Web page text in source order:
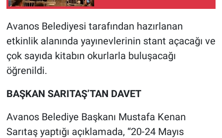
Avanos Belediyesi tarafından hazırlanan
etkinlik alanında yayınevlerinin stant açacağı ve
çok sayıda kitabın okurlarla buluşacağı
öğrenildi.
BAŞKAN SARITAŞ’TAN DAVET
Avanos Belediye Başkanı Mustafa Kenan
Sarıtaş yaptığı açıklamada, “20-24 Mayıs